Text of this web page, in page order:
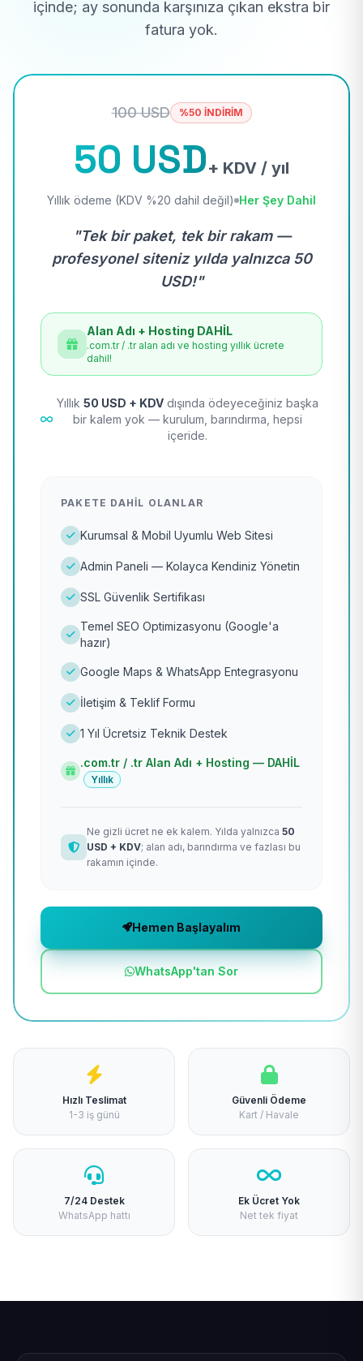
içinde; ay sonunda karşınıza çıkan ekstra bir
fatura yok.
100 USD %50 İNDİRİM
50 USD+ KDV / yıl
Yıllık ödeme (KDV %20 dahil değil) Her Şey Dahil
"Tek bir paket, tek bir rakam —
profesyonel siteniz yılda yalnızca 50
USD!"
Alan Adı + Hosting DAHİL
.com.tr / .tr alan adı ve hosting yıllık ücrete
dahil!
Yıllık 50 USD + KDV dışında ödeyeceğiniz başka
bir kalem yok — kurulum, barındırma, hepsi
içeride.
PAKETE DAHIL OLANLAR
Kurumsal & Mobil Uyumlu Web Sitesi
Admin Paneli — Kolayca Kendiniz Yönetin
SSL Güvenlik Sertifikası
Temel SEO Optimizasyonu (Google'a
hazır)
Google Maps & WhatsApp Entegrasyonu
İletişim & Teklif Formu
1 Yıl Ücretsiz Teknik Destek
.com.tr / .tr Alan Adı + Hosting — DAHİL
Yıllık
Ne gizli ücret ne ek kalem. Yılda yalnızca 50
USD + KDV; alan adı, barındırma ve fazlası bu
rakamın içinde.
Hemen Başlayalım
WhatsApp'tan Sor
Hızlı Teslimat
1-3 iş günü
Güvenli Ödeme
Kart / Havale
7/24 Destek
WhatsApp hattı
Ek Ücret Yok
Net tek fiyat